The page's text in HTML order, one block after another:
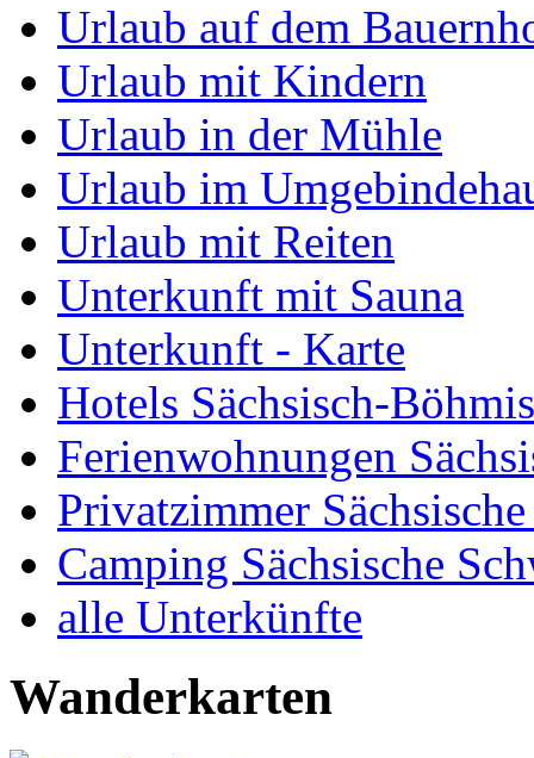
Urlaub auf dem
Urlaub mit Kindern
Urlaub in der Mühle
Urlaub im
Urlaub mit Reiten
Unterkunft mit Sauna
Unterkunft - Karte
Hotels Sächsisch-
Ferienwohnungen
Privatzimmer
Camping Sächsische
alle Unterkünfte
Wanderkarten